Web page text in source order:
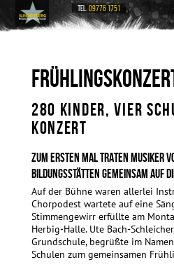
TEL.09776 1751
280 KINDER, VIER
KONZERT
ZUM ERSTEN MAL TRATEN MUSIKER
BILDUNGSSTÄTTEN GEMEINSAM AUF
Auf der Bühne waren allerlei
Chorpodest wartete auf eine
Stimmengewirr erfüllte am
Herbig-Halle. Ute Bach-
Grundschule, begrüßte im
Schulen zum gemeinsamen